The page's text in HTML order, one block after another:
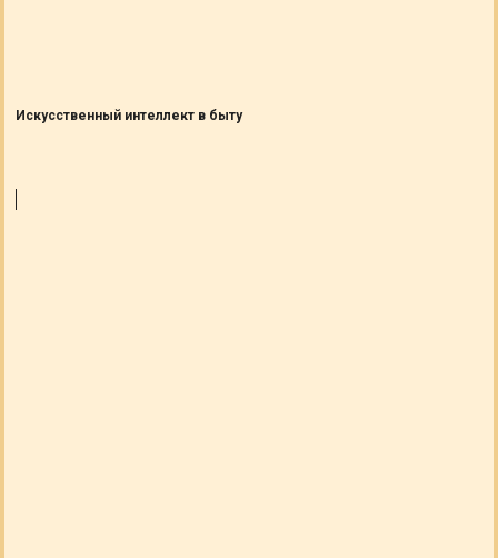
Искусственный интеллект в быту